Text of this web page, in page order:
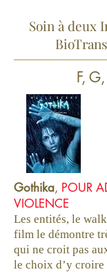
Soin à deux
F,
Gothika, POUR
VIOLENCE
Les entités, le
film le démontre
qui ne croit pas
le choix d’y croire